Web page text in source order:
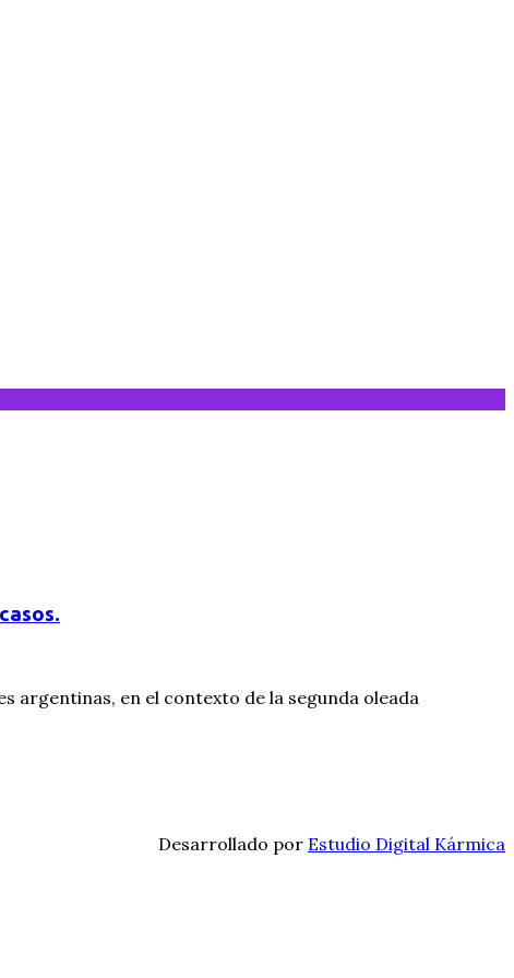
argentinas, en el contexto de la segunda oleada
Desarrollado por Estudio Digital Kármica